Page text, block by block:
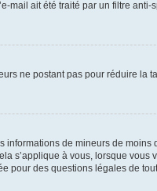
ait été traité par un filtre
ne postant pas pour réduire la
de mineurs de
s’applique à vous, lorsque
des questions légales de